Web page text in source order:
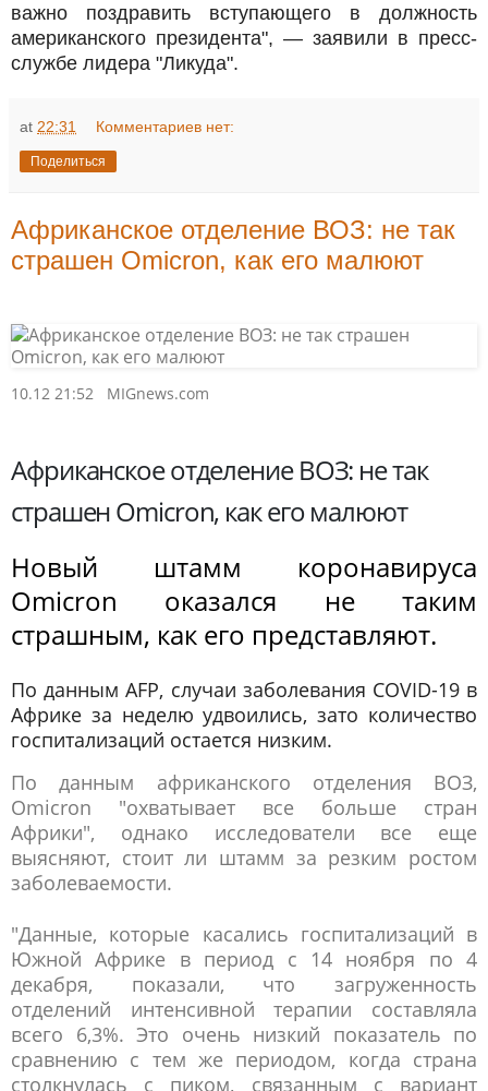
важно поздравить вступающего в должность
американского президента", — заявили в пресс-
службе лидера "Ликуда".
at 22:31 Комментариев нет:
Поделиться
Африканское отделение ВОЗ: не так
страшен Omicron, как его малюют
10.12 21:52 MIGnews.com
Африканское отделение ВОЗ: не так
страшен Omicron, как его малюют
Новый штамм коронавируса
Omicron оказался не таким
страшным, как его представляют.
По данным AFP, случаи заболевания COVID-19 в
Африке за неделю удвоились, зато количество
госпитализаций остается низким.
По данным африканского отделения ВОЗ,
Omicron "охватывает все больше стран
Африки", однако исследователи все еще
выясняют, стоит ли штамм за резким ростом
заболеваемости.
"Данные, которые касались госпитализаций в
Южной Африке в период с 14 ноября по 4
декабря, показали, что загруженность
отделений интенсивной терапии составляла
всего 6,3%. Это очень низкий показатель по
сравнению с тем же периодом, когда страна
столкнулась с пиком, связанным с вариант